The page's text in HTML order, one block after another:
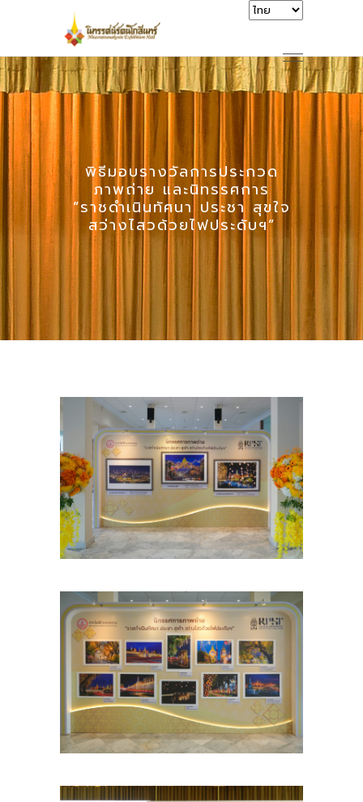
พิธีมอบรางวัลการประกวด
ภาพถ่าย และนิทรรศการ
“ราชดำเนินทัศนา ประชา สุขใจ
สว่างไสวด้วยไฟประดับฯ”